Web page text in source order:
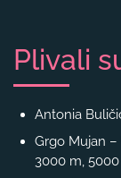
Plivali
Antonia
Grgo Mujan –
3000 m,